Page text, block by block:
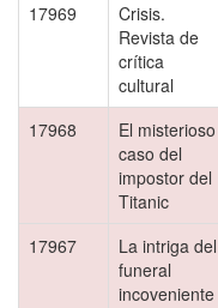
17969
Crisis.
Revista de
crítica
cultural
17968
El misterioso
caso del
impostor del
Titanic
17967
La intriga del
funeral
incoveniente